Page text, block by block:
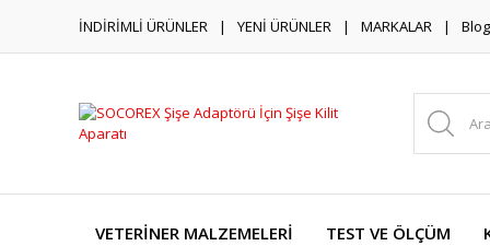
İNDİRİMLİ ÜRÜNLER YENİ ÜRÜNLER MARKALAR Blog
VETERİNER MALZEMELERİ TEST VE ÖLÇÜM